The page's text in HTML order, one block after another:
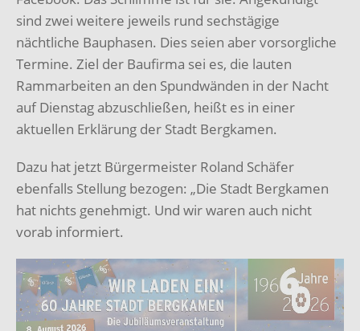
sind zwei weitere jeweils rund sechstägige
nächtliche Bauphasen. Dies seien aber vorsorgliche
Termine. Ziel der Baufirma sei es, die lauten
Rammarbeiten an den Spundwänden in der Nacht
auf Dienstag abzuschließen, heißt es in einer
aktuellen Erklärung der Stadt Bergkamen.
Dazu hat jetzt Bürgermeister Roland Schäfer
ebenfalls Stellung bezogen: „Die Stadt Bergkamen
hat nichts genehmigt. Und wir waren auch nicht
vorab informiert.